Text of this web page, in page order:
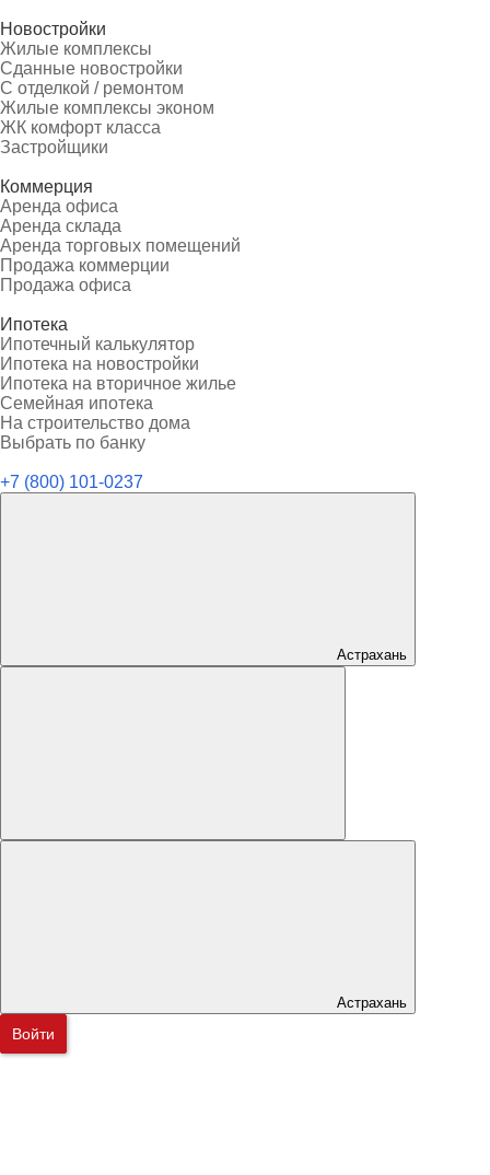
Новостройки
Жилые комплексы
Сданные новостройки
С отделкой / ремонтом
Жилые комплексы эконом
ЖК комфорт класса
Застройщики
Коммерция
Аренда офиса
Аренда склада
Аренда торговых помещений
Продажа коммерции
Продажа офиса
Ипотека
Ипотечный калькулятор
Ипотека на новостройки
Ипотека на вторичное жилье
Семейная ипотека
На строительство дома
Выбрать по банку
+7 (800) 101-0237
Астрахань
Астрахань
Войти